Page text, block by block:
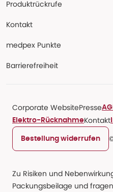
Produktrückrufe
Kontakt
medpex Punkte
Barrierefreiheit
Corporate WebsitePresse
Elektro-RücknahmeKontakt
Bestellung widerrufen
Zu Risiken und
Packungsbeilage und